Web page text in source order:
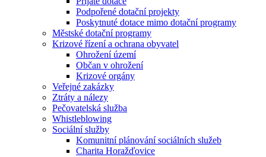
Podpořené dotační projekty
Poskytnuté dotace mimo dotační programy
Městské dotační programy
Krizové řízení a ochrana obyvatel
Ohrožení území
Občan v ohrožení
Krizové orgány
Veřejné zakázky
Ztráty a nálezy
Pečovatelská služba
Whistleblowing
Sociální služby
Komunitní plánování sociálních služeb
Charita Horažďovice